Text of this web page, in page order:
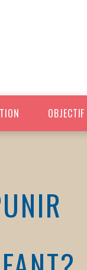
OBJECTIF